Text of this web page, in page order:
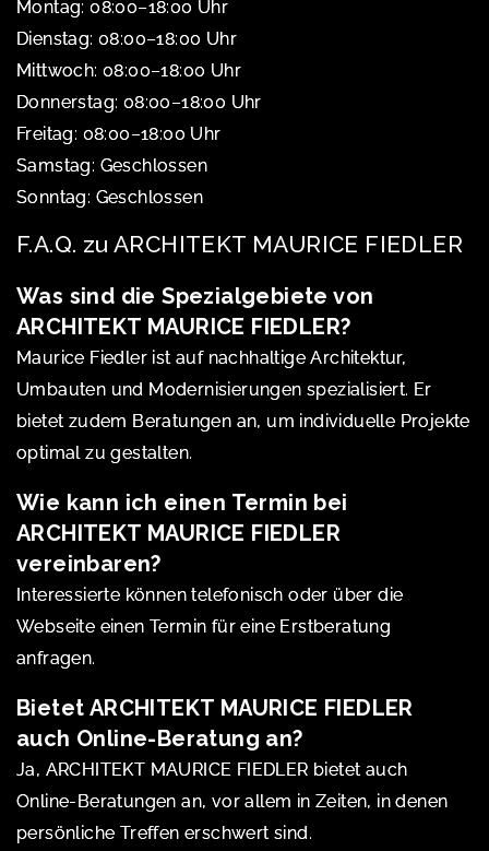
Montag: 08:00–18:00 Uhr
Dienstag: 08:00–18:00 Uhr
Mittwoch: 08:00–18:00 Uhr
Donnerstag: 08:00–18:00 Uhr
Freitag: 08:00–18:00 Uhr
Samstag: Geschlossen
Sonntag: Geschlossen
F.A.Q. zu ARCHITEKT MAURICE FIEDLER
Was sind die Spezialgebiete von
ARCHITEKT MAURICE FIEDLER?
Maurice Fiedler ist auf nachhaltige Architektur,
Umbauten und Modernisierungen spezialisiert. Er
bietet zudem Beratungen an, um individuelle Projekte
optimal zu gestalten.
Wie kann ich einen Termin bei
ARCHITEKT MAURICE FIEDLER
vereinbaren?
Interessierte können telefonisch oder über die
Webseite einen Termin für eine Erstberatung
anfragen.
Bietet ARCHITEKT MAURICE FIEDLER
auch Online-Beratung an?
Ja, ARCHITEKT MAURICE FIEDLER bietet auch
Online-Beratungen an, vor allem in Zeiten, in denen
persönliche Treffen erschwert sind.